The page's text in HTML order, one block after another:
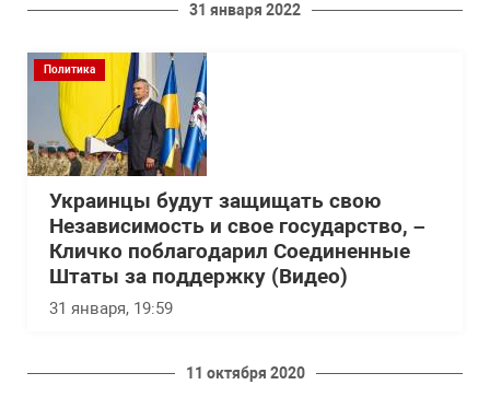
31 января 2022
Политика
Украинцы будут защищать свою
Независимость и свое государство, –
Кличко поблагодарил Соединенные
Штаты за поддержку (Видео)
31 января, 19:59
11 октября 2020